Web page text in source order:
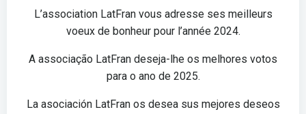
L’association LatFran vous adresse ses meilleurs
voeux de bonheur pour l’année 2024.
A associação LatFran deseja-lhe os melhores votos
para o ano de 2025.
La asociación LatFran os desea sus mejores deseos